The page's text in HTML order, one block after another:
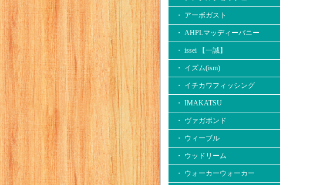
・ アーボガスト
・ AHPLマッディーバニー
・ issei 【一誠】
・ イズム(ism)
・ イチカワフィッシング
・ IMAKATSU
・ ヴァガボンド
・ ウィーブル
・ ウッドリーム
・ ウォーカーウォーカー